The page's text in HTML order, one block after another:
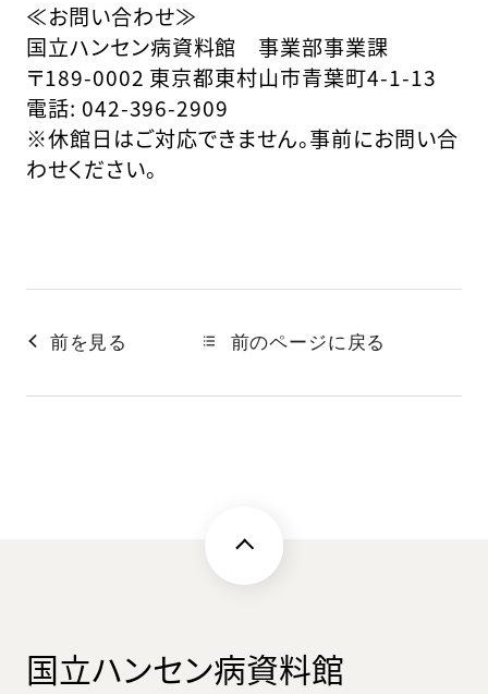
≪お問い合わせ≫
国立ハンセン病資料館 事業部事業課
〒189-0002 東京都東村山市青葉町4-1-13
電話: 042-396-2909
※休館日はご対応できません。事前にお問い合
わせください。
前を見る 前のページに戻る
国立ハンセン病資料館